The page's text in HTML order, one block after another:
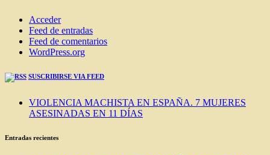
Acceder
Feed de entradas
Feed de comentarios
WordPress.org
SUSCRIBIRSE VIA FEED
VIOLENCIA MACHISTA EN ESPAÑA. 7 MUJERES
ASESINADAS EN 11 DÍAS
Entradas recientes